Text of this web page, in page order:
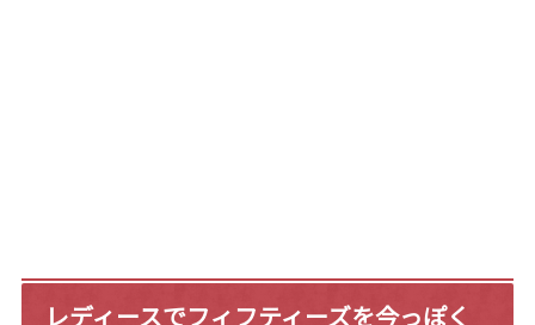
レディースでフィフティーズを今っぽく